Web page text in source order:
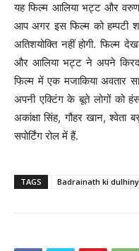
यह फिल्म आलिया भट्ट और
आप अगर इस फिल्म को हम्पटी
अतिशयोक्ति नहीं होगी. फिल्म
और आलिया भट्ट ने अपने
फिल्म में एक मजाकिया
अपनी एक्टिंग के बूते लोगों को
अकांक्षा सिंह, गौहर खान, श्वेता
सपोर्टिंग रोल में हैं.
TAGS Badrainath ki